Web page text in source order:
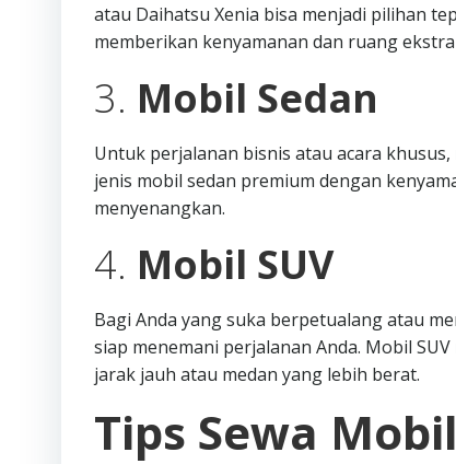
atau Daihatsu Xenia bisa menjadi pilihan
memberikan kenyamanan dan ruang
3. Mobil Sedan
Untuk perjalanan bisnis atau acara khusus,
jenis mobil sedan premium dengan
menyenangkan.
4. Mobil SUV
Bagi Anda yang suka berpetualang atau
siap menemani perjalanan Anda. Mobil
jarak jauh atau medan yang lebih berat.
Tips Sewa